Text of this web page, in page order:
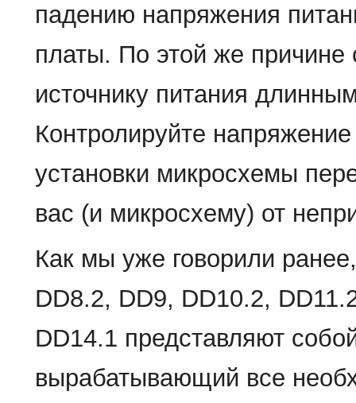
падению напряжения
платы. По этой же причине
источнику питания
Контролируйте
установки микросхемы
вас (и микросхему) от
Как мы уже говорили
DD8.2, DD9, DD10.2,
DD14.1 представляют
вырабатывающий все